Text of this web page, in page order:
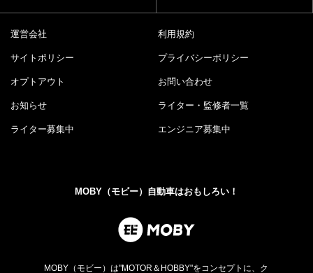
運営会社 利用規約
サイトポリシー プライバシーポリシー
オプトアウト お問い合わせ
お知らせ ライター・監修者一覧
ライター募集中 エンジニア募集中
MOBY（モビー）自動車はおもしろい！
MOBY（モビー）は"MOTOR＆HOBBY"をコンセプトに、ク